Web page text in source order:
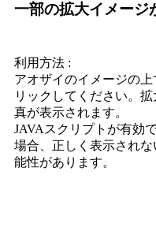
一部の拡大イメージ
利用方法 :
アオザイのイメージの上
リックしてください。拡
真が表示されます。
JAVAスクリプトが有効
場合、正しく表示されな
能性があります。